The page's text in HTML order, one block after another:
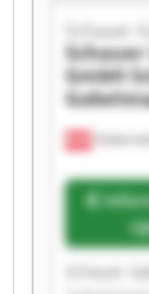
Schauer
GmbH
Informacije o
Schauer